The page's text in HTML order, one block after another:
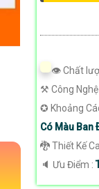
👁 Chất
⚒ Công Nghệ
✪ Khoảng
Có Màu Ban
🐉️ Thiết Kế
️🔈 Ưu Điểm :